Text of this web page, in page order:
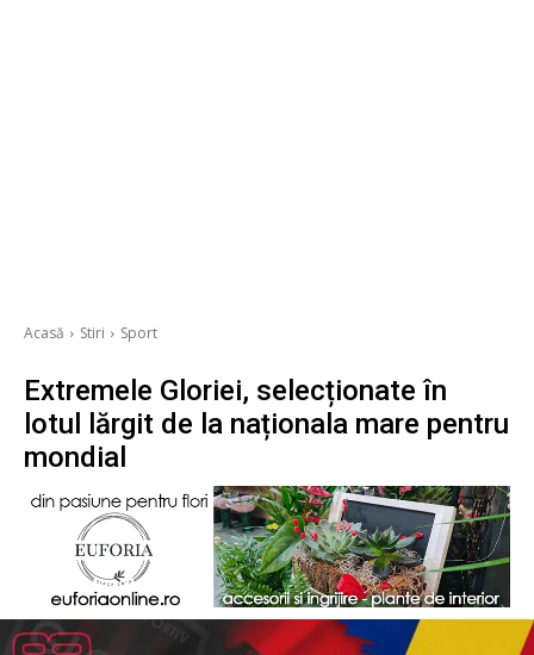
Acasă Stiri Sport
Extremele Gloriei, selecționate în
lotul lărgit de la naționala mare pentru
mondial